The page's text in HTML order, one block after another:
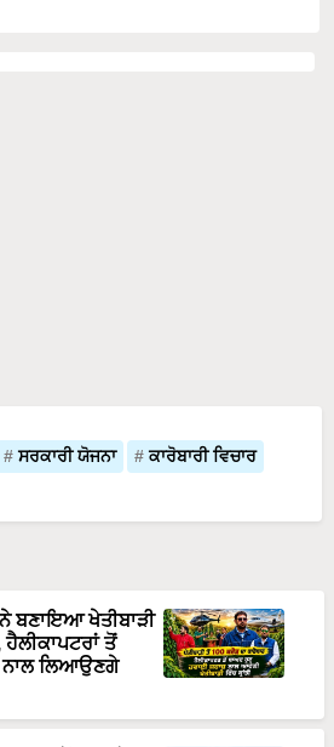
ਸਰਕਾਰੀ ਯੋਜਨਾ ਕਾਰੋਬਾਰੀ ਵਿਚਾਰ
ਬਣਾਇਆ ਖੇਤੀਬਾੜੀ
ਤੋਂ
ਨਾਲ ਲਿਆਉਣਗੇ